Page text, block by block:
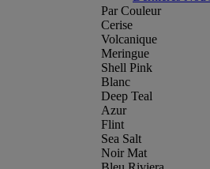
Par Couleur
Cerise
Volcanique
Meringue
Shell Pink
Blanc
Deep Teal
Azur
Flint
Sea Salt
Noir Mat